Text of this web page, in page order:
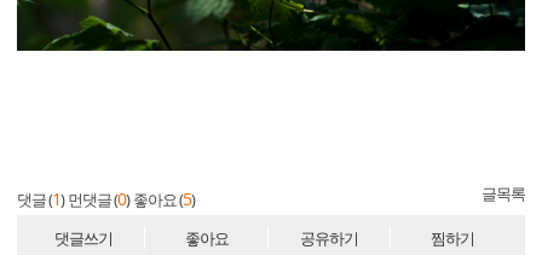
댓글 (1) 먼댓글 (0) 좋아요 (5) 글목록
댓글쓰기 좋아요 공유하기 찜하기